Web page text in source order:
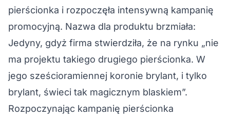
pierścionka i rozpoczęła intensywną kampanię
promocyjną. Nazwa dla produktu brzmiała:
Jedyny, gdyż firma stwierdziła, że na rynku „nie
ma projektu takiego drugiego pierścionka. W
jego sześcioramiennej koronie brylant, i tylko
brylant, świeci tak magicznym blaskiem”.
Rozpoczynając kampanię pierścionka